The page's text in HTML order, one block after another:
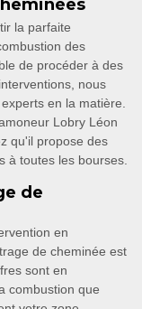
la parfaite
des
de procéder à des
nous
en la matière.
Lobry Léon
qu'il propose des
à toutes les bourses.
de
en
de cheminée est
sont en
combustion que